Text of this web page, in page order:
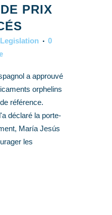
PRIX
Legislation
0
a approuvé
orphelins
référence.
déclaré la porte-
María Jesús
les